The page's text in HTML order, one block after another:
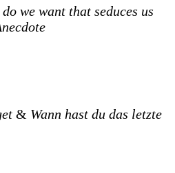
we want that seduces us
& Wann hast du das letzte